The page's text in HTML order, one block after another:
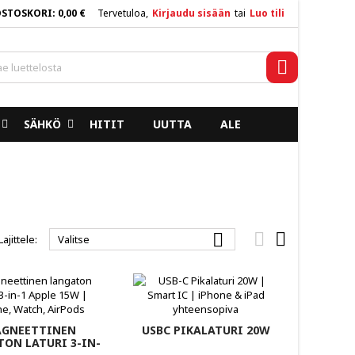
Tervetuloa, Kirjaudu sisään tai Luo tili
0,00 €
SÄHKÖ HITIT UUTTA ALE
Valitse   
LATURI 3-IN-
USBC PIKALATURI 20W
×
×
×
×